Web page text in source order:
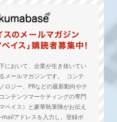
において、企業が生き抜いてい
メールマガジンです。 コンテ
ロジー、PRなどの最新動向やテ
ンテンツマーケティングの専門
ベイス）と豪華執筆陣がお伝え
アドレスを入力し、登録ボ